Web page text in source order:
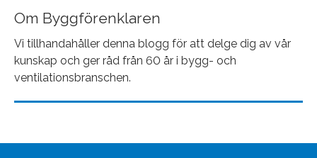
Om Byggförenklaren
Vi tillhandahåller denna blogg för att delge dig av vår
kunskap och ger råd från 60 år i bygg- och
ventilationsbranschen.